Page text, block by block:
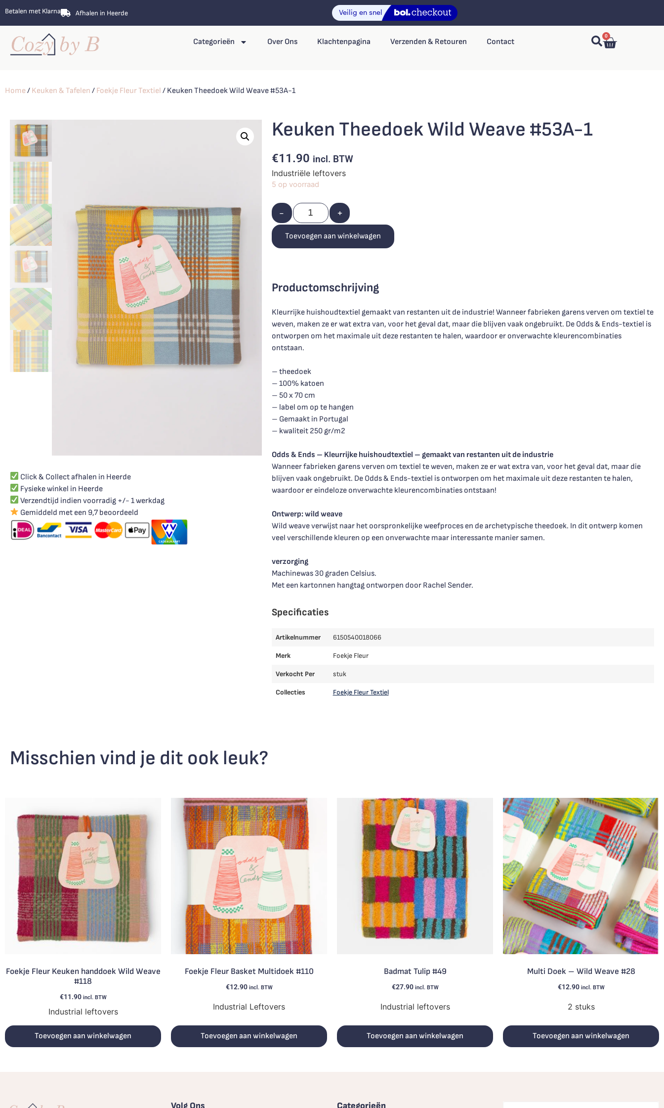
Betalen met Klarna Afhalen in Heerde
Categorieën Over Ons Klachtenpagina Verzenden & Retouren Contact
0
Home/ Keuken & Tafelen / Foekje Fleur Textiel / Keuken Theedoek Wild Weave #53A-1
Click & Collect afhalen in Heerde
Fysieke winkel in Heerde
Verzendtijd indien voorradig +/- 1 werkdag
Gemiddeld met een 9,7 beoordeeld
Keuken Theedoek Wild Weave #53A-1
€11.90 incl. BTW
Industriële leftovers
5 op voorraad
- +
Toevoegen aan winkelwagen
Productomschrijving
Kleurrijke huishoudtextiel gemaakt van restanten uit de industrie! Wanneer fabrieken garens verven om textiel te
weven, maken ze er wat extra van, voor het geval dat, maar die blijven vaak ongebruikt. De Odds & Ends-textiel is
ontworpen om het maximale uit deze restanten te halen, waardoor er onverwachte kleurencombinaties
ontstaan.
– theedoek
– 100% katoen
– 50 x 70 cm
– label om op te hangen
– Gemaakt in Portugal
– kwaliteit 250 gr/m2
Odds & Ends – Kleurrijke huishoudtextiel – gemaakt van restanten uit de industrie
Wanneer fabrieken garens verven om textiel te weven, maken ze er wat extra van, voor het geval dat, maar die
blijven vaak ongebruikt. De Odds & Ends-textiel is ontworpen om het maximale uit deze restanten te halen,
waardoor er eindeloze onverwachte kleurencombinaties ontstaan!
Ontwerp: wild weave
Wild weave verwijst naar het oorspronkelijke weefproces en de archetypische theedoek. In dit ontwerp komen
veel verschillende kleuren op een onverwachte maar interessante manier samen.
verzorging
Machinewas 30 graden Celsius.
Met een kartonnen hangtag ontworpen door Rachel Sender.
Specificaties
Artikelnummer 6150540018066
Merk Foekje Fleur
Verkocht Per stuk
Collecties Foekje Fleur Textiel
Misschien vind je dit ook leuk?
Foekje Fleur Keuken handdoek Wild Weave
#118
€11.90 incl. BTW
Industrial leftovers
Toevoegen aan winkelwagen
Foekje Fleur Basket Multidoek #110
€12.90 incl. BTW
Industrial Leftovers
Toevoegen aan winkelwagen
Badmat Tulip #49
€27.90 incl. BTW
Industrial leftovers
Toevoegen aan winkelwagen
Multi Doek – Wild Weave #28
€12.90 incl. BTW
2 stuks
Toevoegen aan winkelwagen
Volg Ons Categorieën